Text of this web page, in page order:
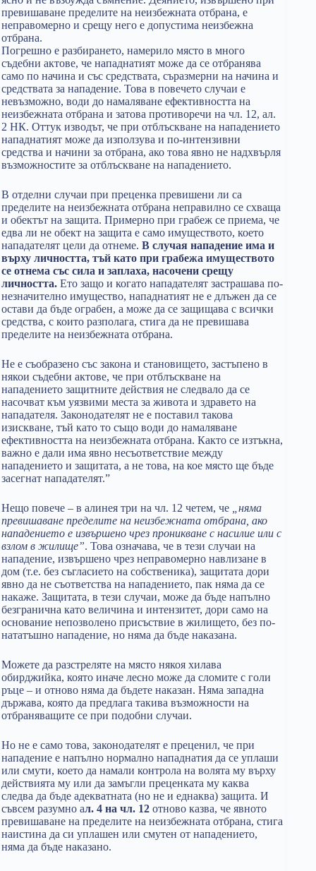
превишаване пределите на неизбежната отбрана, е
неправомерно и срещу него е допустима неизбежна
отбрана.
Погрешно е разбирането, намерило място в много
съдебни актове, че нападнатият може да се отбранява
само по начина и със средствата, съразмерни на начина и
средствата за нападение. Това в повечето случаи е
невъзможно, води до намаляване ефективността на
неизбежната отбрана и затова противоречи на чл. 12, ал.
2 НК. Оттук изводът, че при отблъскване на нападението
нападнатият може да използува и по-интензивни
средства и начини за отбрана, ако това явно не надхвърля
възможностите за отблъскване на нападението.
В отделни случаи при преценка превишени ли са
пределите на неизбежната отбрана неправилно се схваща
и обектът на защита. Примерно при грабеж се приема, че
едва ли не обект на защита е само имуществото, което
нападателят цели да отнеме. В случая нападение има и
върху личността, тъй като при грабежа имуществото
се отнема със сила и заплаха, насочени срещу
личността. Ето защо и когато нападателят застрашава по-
незначително имущество, нападнатият не е длъжен да се
остави да бъде ограбен, а може да се защищава с всички
средства, с които разполага, стига да не превишава
пределите на неизбежната отбрана.
Не е съобразено със закона и становището, застъпено в
някои съдебни актове, че при отблъскване на
нападението защитните действия не следвало да се
насочват към уязвими места за живота и здравето на
нападателя. Законодателят не е поставил такова
изискване, тъй като то също води до намаляване
ефективността на неизбежната отбрана. Както се изтъкна,
важно е дали има явно несъответствие между
нападението и защитата, а не това, на кое място ще бъде
засегнат нападателят.”
Нещо повече – в алинея три на чл. 12 четем, че
„няма
превишаване пределите на неизбежната отбрана, ако
нападението е извършено чрез проникване с насилие или с
взлом в жилище”. Това означава, че в тези случаи на
нападение, извършено чрез неправомерно навлизане в
дом (т.е. без съгласието на собственика), защитата дори
явно да не съответства на нападението, пак няма да се
накаже. Защитата, в тези случаи, може да бъде напълно
безгранична като величина и интензитет, дори само на
основание непозволено присъствие в жилището, без по-
нататъшно нападение, но няма да бъде наказана.
Можете да разстреляте на място някоя хилава
обирджийка, която иначе лесно може да сломите с голи
ръце – и отново няма да бъдете наказан. Няма западна
държава, която да предлага такива възможности на
отбраняващите се при подобни случаи.
Но не е само това, законодателят е преценил, че при
нападение е напълно нормално нападнатия да се уплаши
или смути, което да намали контрола на волята му върху
действията му или да замъгли преценката му каква
следва да бъде адекватната (но не и еднаква) защита. И
съвсем разумно ал. 4 на чл. 12 отново казва, че явното
превишаване на пределите на неизбежната отбрана, стига
наистина да си уплашен или смутен от нападението,
няма да бъде наказано.